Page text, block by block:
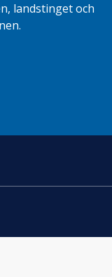
landstinget och